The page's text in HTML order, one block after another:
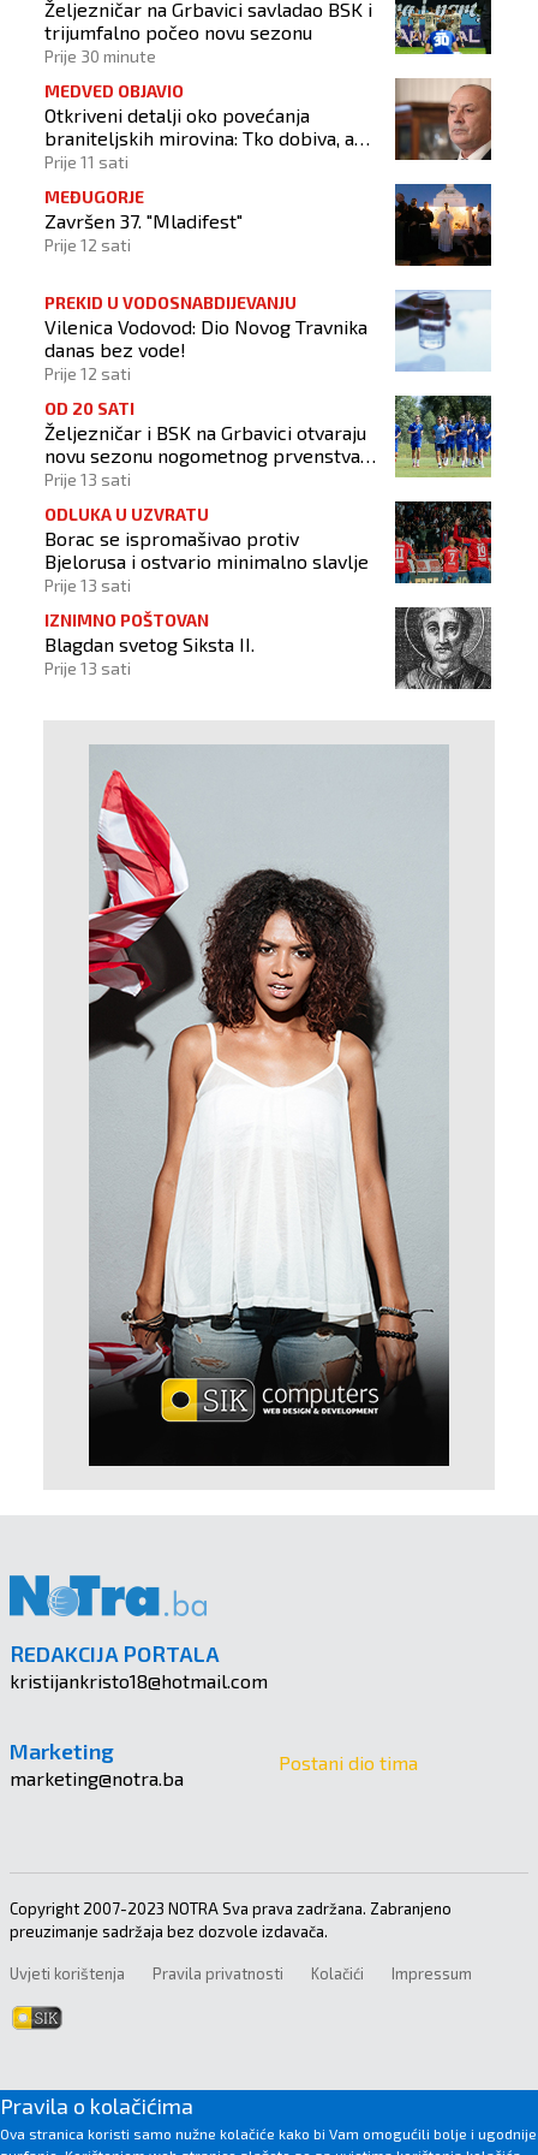
Željezničar na Grbavici savladao BSK i
trijumfalno počeo novu sezonu
Prije 30 minute
MEDVED OBJAVIO
Otkriveni detalji oko povećanja
braniteljskih mirovina: Tko dobiva, a
tko ne
Prije 11 sati
MEĐUGORJE
Završen 37. "Mladifest"
Prije 12 sati
PREKID U VODOSNABDIJEVANJU
Vilenica Vodovod: Dio Novog Travnika
danas bez vode!
Prije 12 sati
OD 20 SATI
Željezničar i BSK na Grbavici otvaraju
novu sezonu nogometnog prvenstva
BiH
Prije 13 sati
ODLUKA U UZVRATU
Borac se ispromašivao protiv
Bjelorusa i ostvario minimalno slavlje
Prije 13 sati
IZNIMNO POŠTOVAN
Blagdan svetog Siksta II.
Prije 13 sati
REDAKCIJA PORTALA
kristijankristo18@hotmail.com
Marketing
marketing@notra.ba
Postani dio tima
Copyright 2007-2023 NOTRA Sva prava zadržana. Zabranjeno
preuzimanje sadržaja bez dozvole izdavača.
Uvjeti korištenja Pravila privatnosti Kolačići Impressum
Pravila o kolačićima
Ova stranica koristi samo nužne kolačiće kako bi Vam omogućili bolje i ugodnije